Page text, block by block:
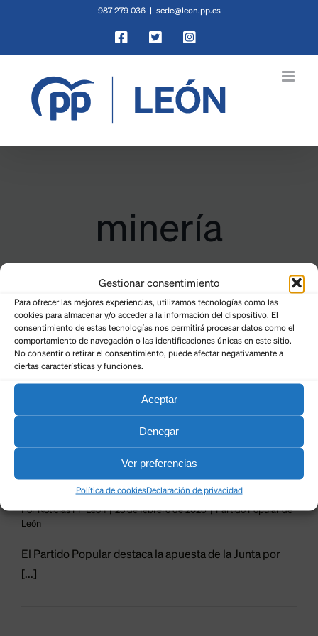
Gestionar consentimiento
Para ofrecer las mejores experiencias, utilizamos tecnologías como las
cookies para almacenar y/o acceder a la información del dispositivo. El
consentimiento de estas tecnologías nos permitirá procesar datos como el
comportamiento de navegación o las identificaciones únicas en este sitio.
No consentir o retirar el consentimiento, puede afectar negativamente a
ciertas características y funciones.
Aceptar
Denegar
Ver preferencias
Política de cookiesDeclaración de privacidad
987 279 036 sede@leon.pp.es
Facebook
X Instagram
minería
25
de 3
el
de León
Más de 3 millones para impulsar el
turismo en la comarca de Gordón
PorNoticias PP León | 25 de febrero de 2026 | Partido Popular de
León
El Partido Popular destaca la apuesta de la Junta por
[...]